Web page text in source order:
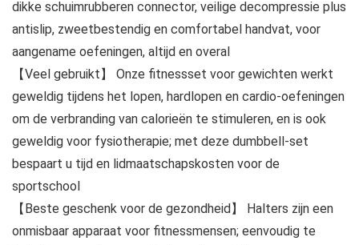
dikke schuimrubberen connector, veilige decompressie plus
antislip, zweetbestendig en comfortabel handvat, voor
aangename oefeningen, altijd en overal
【Veel gebruikt】 Onze fitnessset voor gewichten werkt
geweldig tijdens het lopen, hardlopen en cardio-oefeningen
om de verbranding van calorieën te stimuleren, en is ook
geweldig voor fysiotherapie; met deze dumbbell-set
bespaart u tijd en lidmaatschapskosten voor de
sportschool
【Beste geschenk voor de gezondheid】 Halters zijn een
onmisbaar apparaat voor fitnessmensen; eenvoudig te